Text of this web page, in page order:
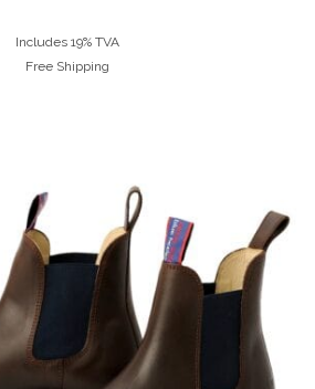
Includes 19% TVA
Free Shipping